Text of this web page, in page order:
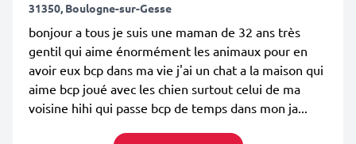
31350, Boulogne-sur-Gesse
bonjour a tous je suis une maman de 32 ans très
gentil qui aime énormément les animaux pour en
avoir eux bcp dans ma vie j'ai un chat a la maison qui
aime bcp joué avec les chien surtout celui de ma
voisine hihi qui passe bcp de temps dans mon ja...